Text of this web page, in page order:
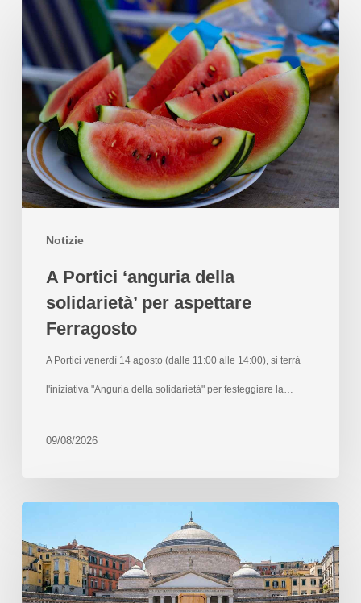
Notizie
A Portici ‘anguria della
solidarietà’ per aspettare
Ferragosto
A Portici venerdì 14 agosto (dalle 11:00 alle 14:00), si terrà
l'iniziativa "Anguria della solidarietà" per festeggiare la…
09/08/2026